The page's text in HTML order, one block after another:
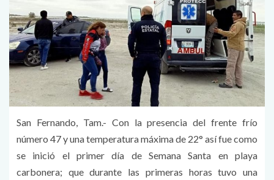
San Fernando, Tam.- Con la presencia del frente frío
número 47 y una temperatura máxima de 22° así fue como
se inició el primer día de Semana Santa en playa
carbonera; que durante las primeras horas tuvo una